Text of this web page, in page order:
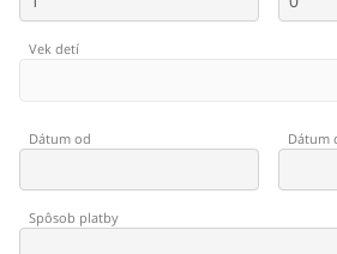
Vek detí
Dátum od Dátum
Spôsob platby